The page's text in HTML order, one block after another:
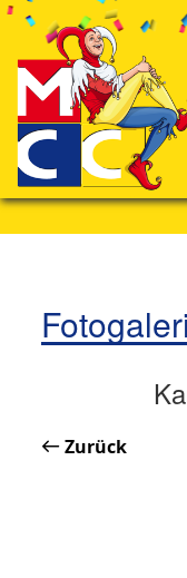
Zurück